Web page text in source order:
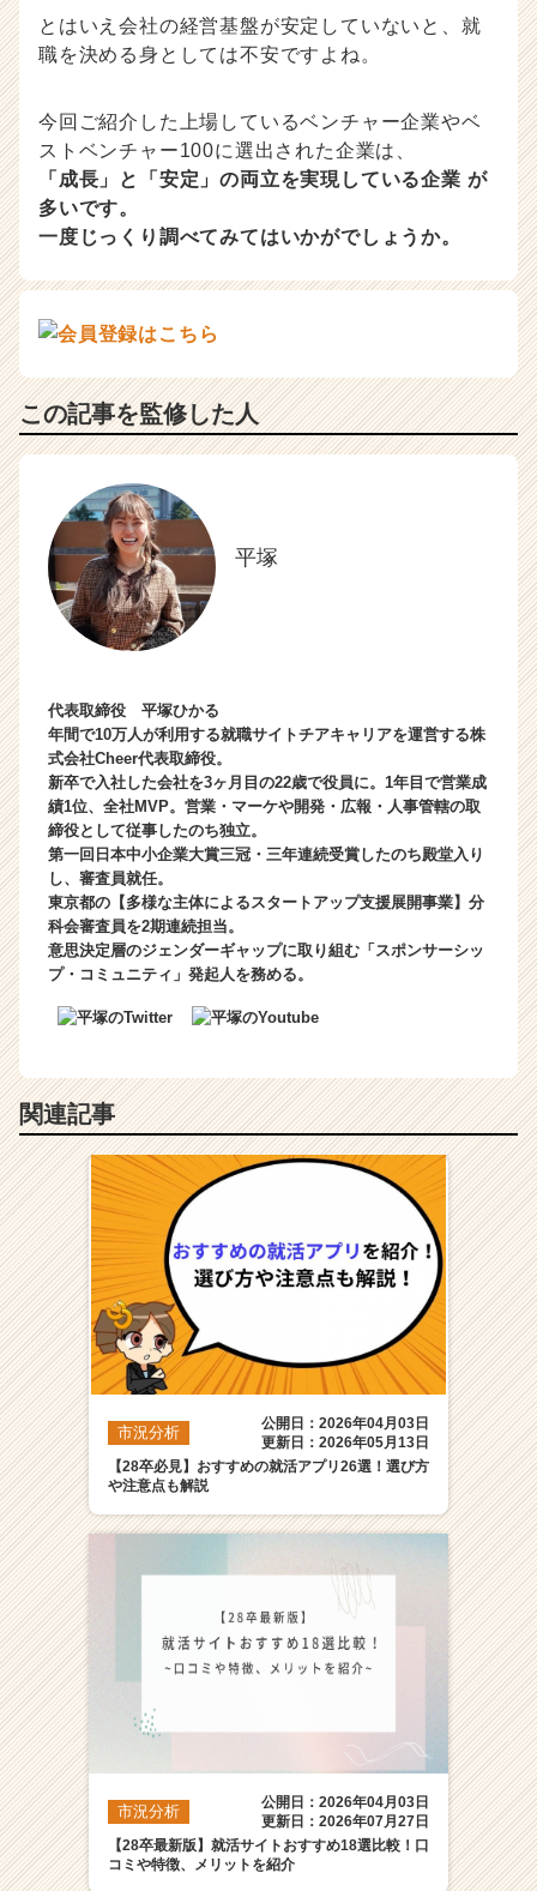
とはいえ会社の経営基盤が安定していないと、就
職を決める身としては不安ですよね。
今回ご紹介した上場しているベンチャー企業やベ
ストベンチャー100に選出された企業は、
「成長」と「安定」の両立を実現している企業 が
多いです。
一度じっくり調べてみてはいかがでしょうか。
この記事を監修した人
平塚
代表取締役 平塚ひかる
年間で10万人が利用する就職サイトチアキャリアを運営する株
式会社Cheer代表取締役。
新卒で入社した会社を3ヶ月目の22歳で役員に。1年目で営業成
績1位、全社MVP。営業・マーケや開発・広報・人事管轄の取
締役として従事したのち独立。
第一回日本中小企業大賞三冠・三年連続受賞したのち殿堂入り
し、審査員就任。
東京都の【多様な主体によるスタートアップ支援展開事業】分
科会審査員を2期連続担当。
意思決定層のジェンダーギャップに取り組む「スポンサーシッ
プ・コミュニティ」発起人を務める。
関連記事
市況分析
公開日：2026年04月03日
更新日：2026年05月13日
【28卒必見】おすすめの就活アプリ26選！選び方
や注意点も解説
市況分析
公開日：2026年04月03日
更新日：2026年07月27日
【28卒最新版】就活サイトおすすめ18選比較！口
コミや特徴、メリットを紹介